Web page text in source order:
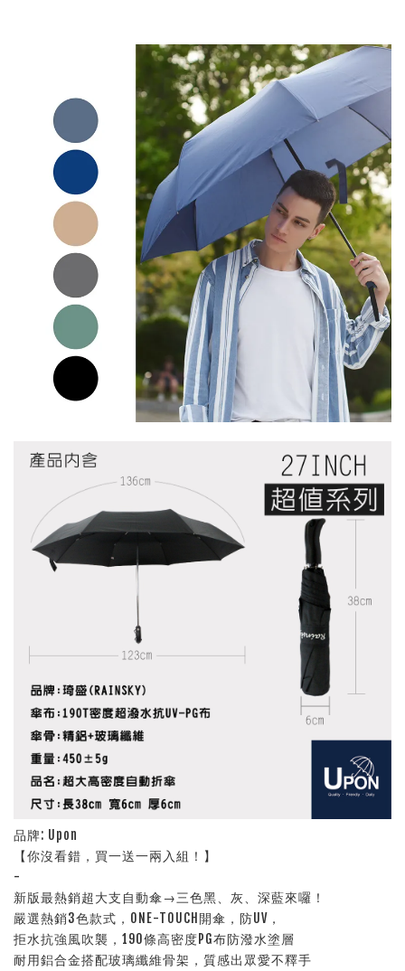
品牌: Upon
【你沒看錯，買一送一兩入組！】
-
新版最熱銷超大支自動傘→三色黑、灰、深藍來囉！
嚴選熱銷3色款式，ONE-TOUCH開傘，防UV，
拒水抗強風吹襲，190條高密度PG布防潑水塗層
耐用鋁合金搭配玻璃纖維骨架，質感出眾愛不釋手